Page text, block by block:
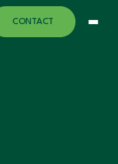
CONTACT